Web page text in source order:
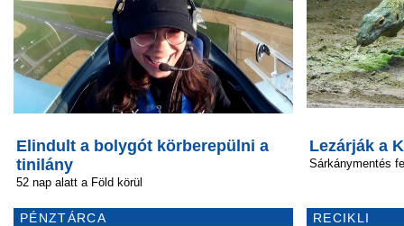
Elindult a bolygót körberepülni a
tinilány
52 nap alatt a Föld körül
PÉNZTÁRCA
Lezárják a
Sárkánymentés
RECIKLI